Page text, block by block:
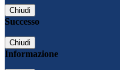
Chiudi
Successo
Chiudi
Informazione